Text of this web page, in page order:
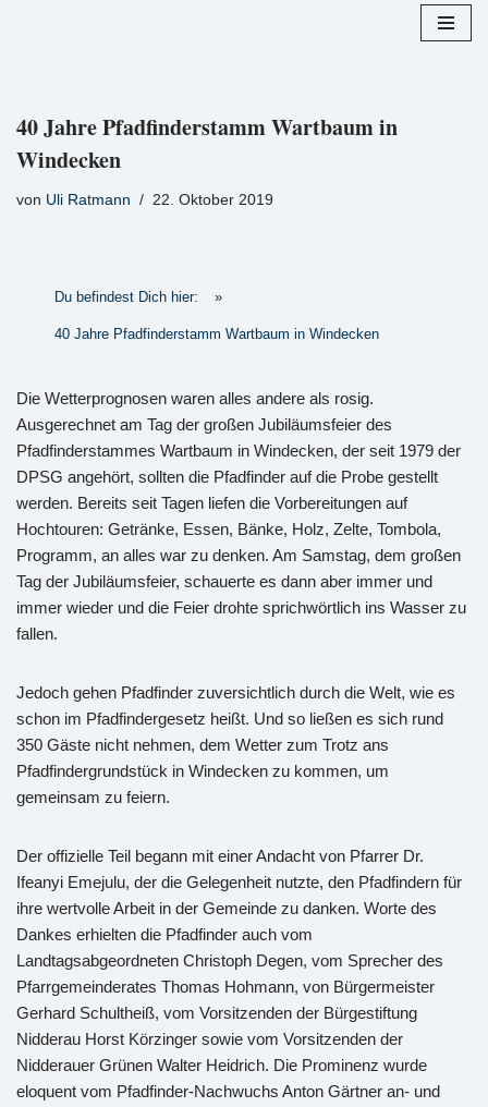
40 Jahre Pfadfinderstamm Wartbaum in
Windecken
von Uli Ratmann 22. Oktober 2019
Du befindest Dich hier: »
40 Jahre Pfadfinderstamm Wartbaum in Windecken
Die Wetterprognosen waren alles andere als rosig.
Ausgerechnet am Tag der großen Jubiläumsfeier des
Pfadfinderstammes Wartbaum in Windecken, der seit 1979 der
DPSG angehört, sollten die Pfadfinder auf die Probe gestellt
werden. Bereits seit Tagen liefen die Vorbereitungen auf
Hochtouren: Getränke, Essen, Bänke, Holz, Zelte, Tombola,
Programm, an alles war zu denken. Am Samstag, dem großen
Tag der Jubiläumsfeier, schauerte es dann aber immer und
immer wieder und die Feier drohte sprichwörtlich ins Wasser zu
fallen.
Jedoch gehen Pfadfinder zuversichtlich durch die Welt, wie es
schon im Pfadfindergesetz heißt. Und so ließen es sich rund
350 Gäste nicht nehmen, dem Wetter zum Trotz ans
Pfadfindergrundstück in Windecken zu kommen, um
gemeinsam zu feiern.
Der offizielle Teil begann mit einer Andacht von Pfarrer Dr.
Ifeanyi Emejulu, der die Gelegenheit nutzte, den Pfadfindern für
ihre wertvolle Arbeit in der Gemeinde zu danken. Worte des
Dankes erhielten die Pfadfinder auch vom
Landtagsabgeordneten Christoph Degen, vom Sprecher des
Pfarrgemeinderates Thomas Hohmann, von Bürgermeister
Gerhard Schultheiß, vom Vorsitzenden der Bürgestiftung
Nidderau Horst Körzinger sowie vom Vorsitzenden der
Nidderauer Grünen Walter Heidrich. Die Prominenz wurde
eloquent vom Pfadfinder-Nachwuchs Anton Gärtner an- und